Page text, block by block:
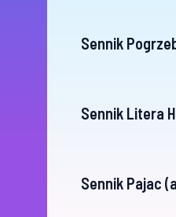
Sennik
Sennik Litera H
Sennik Pajac